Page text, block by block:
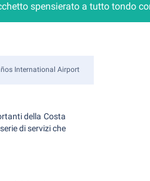
spensierato a tutto tondo
International Airport
della Costa
di servizi che